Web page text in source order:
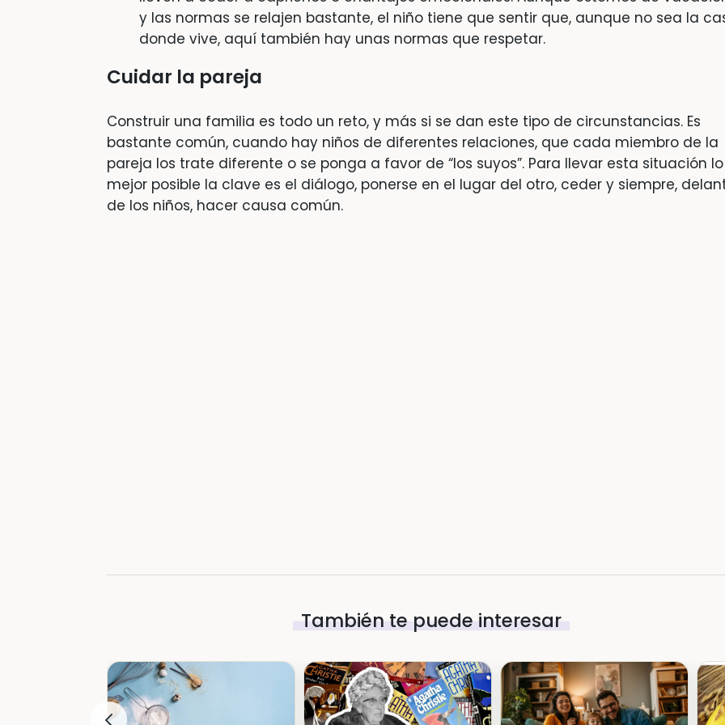
y las normas se relajen bastante, el niño tiene que sentir que, aunque no sea la
donde vive, aquí también hay unas normas que respetar.
Cuidar la pareja
Construir una familia es todo un reto, y más si se dan este tipo de circunstancias. Es
bastante común, cuando hay niños de diferentes relaciones, que cada miembro de la
pareja los trate diferente o se ponga a favor de “los suyos”. Para llevar esta situación lo
mejor posible la clave es el diálogo, ponerse en el lugar del otro, ceder y siempre,
de los niños, hacer causa común.
También te puede interesar